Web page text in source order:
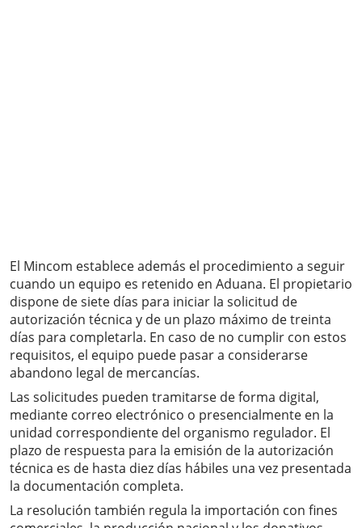
El Mincom establece además el procedimiento a seguir
cuando un equipo es retenido en Aduana. El propietario
dispone de siete días para iniciar la solicitud de
autorización técnica y de un plazo máximo de treinta
días para completarla. En caso de no cumplir con estos
requisitos, el equipo puede pasar a considerarse
abandono legal de mercancías.
Las solicitudes pueden tramitarse de forma digital,
mediante correo electrónico o presencialmente en la
unidad correspondiente del organismo regulador. El
plazo de respuesta para la emisión de la autorización
técnica es de hasta diez días hábiles una vez presentada
la documentación completa.
La resolución también regula la importación con fines